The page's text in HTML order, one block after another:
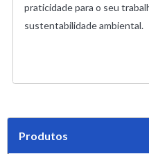
praticidade para o seu
sustentabilidade ambiental.
Produtos